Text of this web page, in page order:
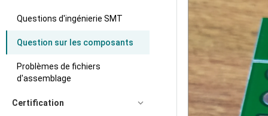
Questions d'ingénierie SMT
Question sur les composants
Problèmes de fichiers
d'assemblage
Certification